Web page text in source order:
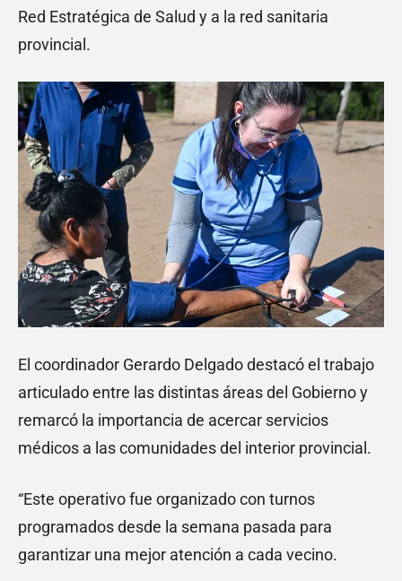
Red Estratégica de Salud y a la red sanitaria
provincial.
El coordinador Gerardo Delgado destacó el trabajo
articulado entre las distintas áreas del Gobierno y
remarcó la importancia de acercar servicios
médicos a las comunidades del interior provincial.
“Este operativo fue organizado con turnos
programados desde la semana pasada para
garantizar una mejor atención a cada vecino.